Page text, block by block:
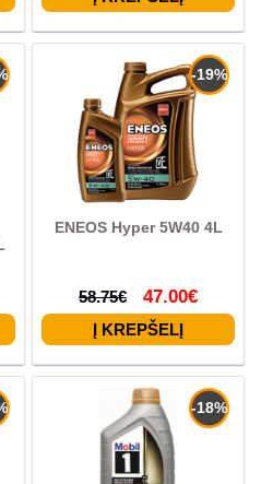
-19%
ENEOS Hyper 5W40 4L
58.75€ 47.00€
-18%